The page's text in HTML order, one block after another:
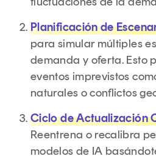
Planificación de
para simular múltiples
demanda y oferta. Esto
eventos imprevistos
naturales o conflictos
Ciclo de Actualización
Reentrena o recalibra
modelos de IA